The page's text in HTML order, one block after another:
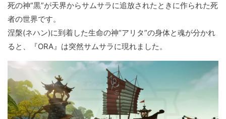
死の神“黒”が天界からサムサラに追放されたときに作られた死
者の世界です。
涅槃(ネハン)に到着した生命の神“アリタ”の身体と魂が分かれ
ると、『ORA』は突然サムサラに現れました。